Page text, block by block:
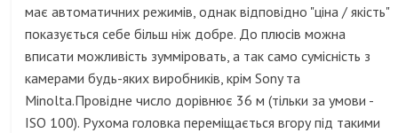
має автоматичних режимів, однак відповідно "ціна / якість"
показується себе більш ніж добре. До плюсів можна
вписати можливість зумміровать, а так само сумісність з
камерами будь-яких виробників, крім Sony та
Minolta.Провідне число дорівнює 36 м (тільки за умови -
ISO 100). Рухома головка переміщається вгору під такими